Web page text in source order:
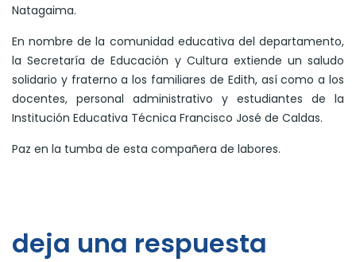
Natagaima.
En nombre de la comunidad educativa del departamento,
la Secretaría de Educación y Cultura extiende un saludo
solidario y fraterno a los familiares de Edith, así como a los
docentes, personal administrativo y estudiantes de la
Institución Educativa Técnica Francisco José de Caldas.
Paz en la tumba de esta compañera de labores.
deja una respuesta